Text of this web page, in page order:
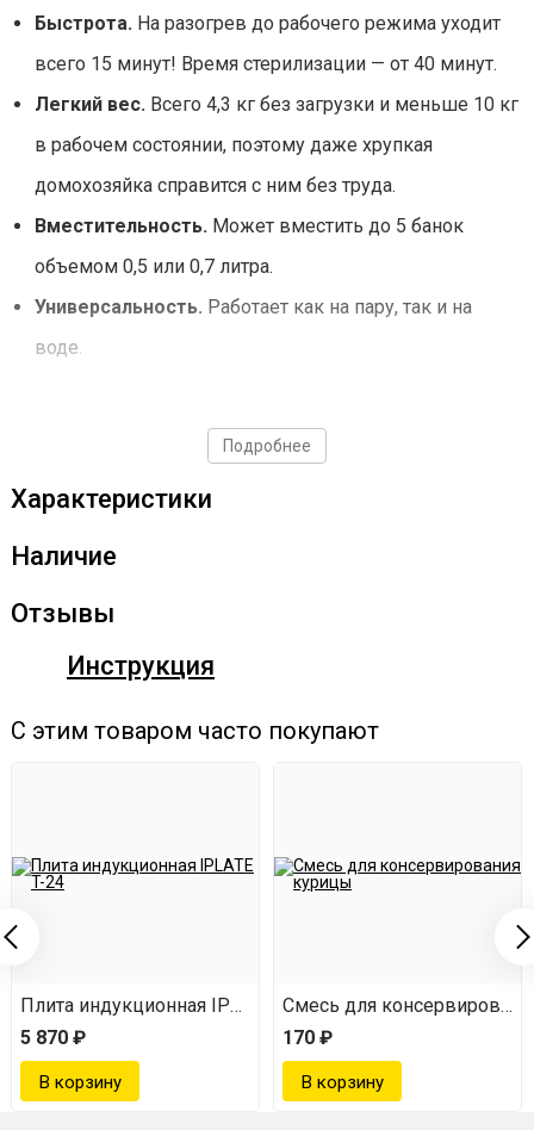
Быстрота. На разогрев до рабочего режима уходит
всего 15 минут! Время стерилизации — от 40 минут.
Легкий вес. Всего 4,3 кг без загрузки и меньше 10 кг
в рабочем состоянии, поэтому даже хрупкая
домохозяйка справится с ним без труда.
Вместительность. Может вместить до 5 банок
объемом 0,5 или 0,7 литра.
Универсальность. Работает как на пару, так и на
воде.
Экономия времени,
электроэнергии и воды
Fansel Lite 2025 — это действительно экономичный
аппарат, которому для работы нужен всего 1 литр воды.
Благодаря этому он достигает рабочего режима всего за
сэкономить еще и электроэнергию.
Высота автоклава — 25 см, ширина вместе с ручками —
35 см. По своим размерам он сопоставим с большой
кастрюлей или стандартной мультиваркой. Легко
плиту под вытяжку для стерилизации.
Легкий, прочный и мобильный
Подробнее
Характеристики
Наличие
Отзывы
Инструкция
С этим товаром часто покупают
Плита индукционная IPLATE T-24
5 870 ₽
Смесь для
170 ₽